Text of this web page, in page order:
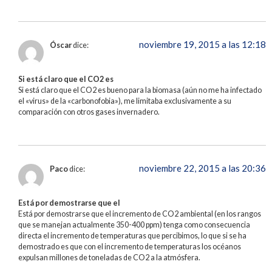
Óscardice: noviembre 19, 2015 a las 12:18
Si está claro que el CO2 es
Si está claro que el CO2 es bueno para la biomasa (aún no me ha infectado
el «virus» de la «carbonofobia»), me limitaba exclusivamente a su
comparación con otros gases invernadero.
Pacodice: noviembre 22, 2015 a las 20:36
Está por demostrarse que el
Está por demostrarse que el incremento de CO2 ambiental (en los rangos
que se manejan actualmente 350-400 ppm) tenga como consecuencia
directa el incremento de temperaturas que percibimos, lo que si se ha
demostrado es que con el incremento de temperaturas los océanos
expulsan millones de toneladas de CO2 a la atmósfera.